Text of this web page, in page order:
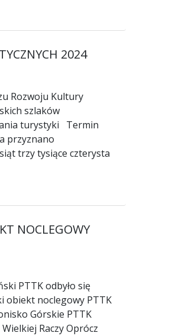
2024
Rozwoju Kultury
szlaków
turystyki Termin
przyznano
trzy tysiące czterysta
NOCLEGOWY
PTTK odbyło się
obiekt noclegowy PTTK
Górskie PTTK
Raczy Oprócz